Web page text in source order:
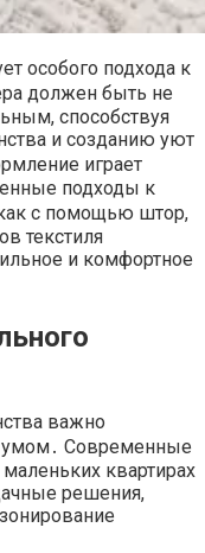
особого подхода к
должен быть не
способствуя
и созданию уют
играет
подходы к
с помощью штор,
текстиля
и комфортное
важно
умом․ Современные
квартирах
решения,